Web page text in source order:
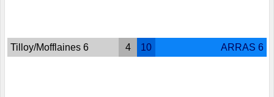
Tilloy/Mofflaines 6 4 10 ARRAS 6